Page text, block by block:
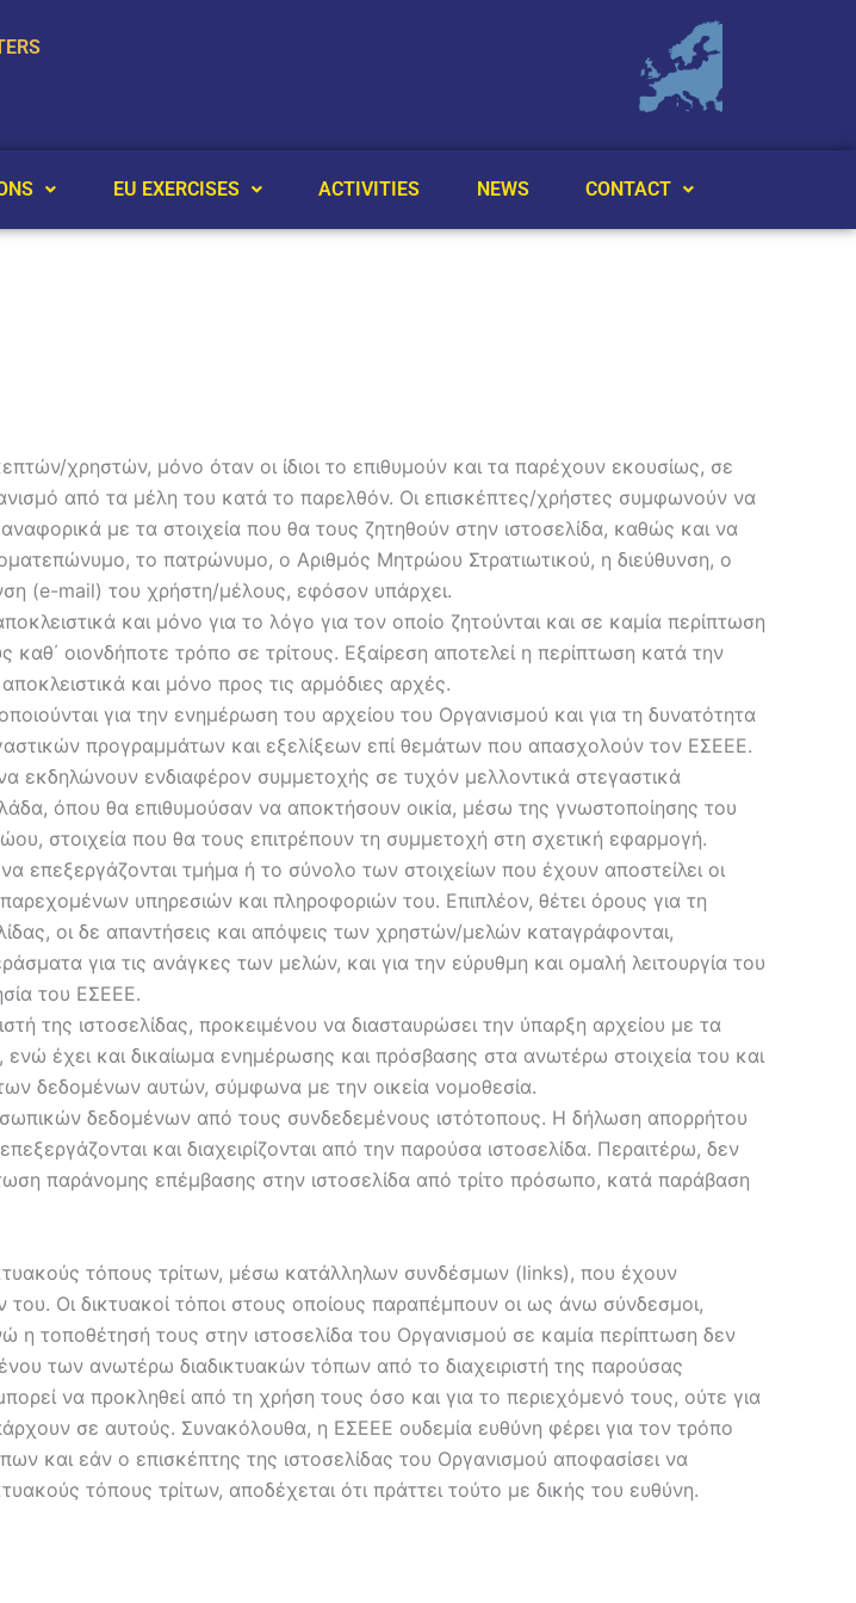
EU EXERCISES ACTIVITIES NEWS CONTACT
χρηστών, μόνο όταν οι ίδιοι το επιθυμούν και τα παρέχουν εκουσίως, σε
από τα μέλη του κατά το παρελθόν. Οι επισκέπτες/χρήστες συμφωνούν να
με τα στοιχεία που θα τους ζητηθούν στην ιστοσελίδα, καθώς και να
το πατρώνυμο, ο Αριθμός Μητρώου Στρατιωτικού, η διεύθυνση, ο
(e-mail) του χρήστη/μέλους, εφόσον υπάρχει.
και μόνο για το λόγο για τον οποίο ζητούνται και σε καμία περίπτωση
οιονδήποτε τρόπο σε τρίτους. Εξαίρεση αποτελεί η περίπτωση κατά την
και μόνο προς τις αρμόδιες αρχές.
για την ενημέρωση του αρχείου του Οργανισμού και για τη δυνατότητα
προγραμμάτων και εξελίξεων επί θεμάτων που απασχολούν τον ΕΣΕΕΕ.
εκδηλώνουν ενδιαφέρον συμμετοχής σε τυχόν μελλοντικά στεγαστικά
όπου θα επιθυμούσαν να αποκτήσουν οικία, μέσω της γνωστοποίησης του
στοιχεία που θα τους επιτρέπουν τη συμμετοχή στη σχετική εφαρμογή.
επεξεργάζονται τμήμα ή το σύνολο των στοιχείων που έχουν αποστείλει οι
υπηρεσιών και πληροφοριών του. Επιπλέον, θέτει όρους για τη
οι δε απαντήσεις και απόψεις των χρηστών/μελών καταγράφονται,
για τις ανάγκες των μελών, και για την εύρυθμη και ομαλή λειτουργία του
του ΕΣΕΕΕ.
της ιστοσελίδας, προκειμένου να διασταυρώσει την ύπαρξη αρχείου με τα
έχει και δικαίωμα ενημέρωσης και πρόσβασης στα ανωτέρω στοιχεία του και
δεδομένων αυτών, σύμφωνα με την οικεία νομοθεσία.
δεδομένων από τους συνδεδεμένους ιστότοπους. Η δήλωση απορρήτου
και διαχειρίζονται από την παρούσα ιστοσελίδα. Περαιτέρω, δεν
παράνομης επέμβασης στην ιστοσελίδα από τρίτο πρόσωπο, κατά παράβαση
τόπους τρίτων, μέσω κατάλληλων συνδέσμων (links), που έχουν
Οι δικτυακοί τόποι στους οποίους παραπέμπουν οι ως άνω σύνδεσμοι,
η τοποθέτησή τους στην ιστοσελίδα του Οργανισμού σε καμία περίπτωση δεν
των ανωτέρω διαδικτυακών τόπων από το διαχειριστή της παρούσας
να προκληθεί από τη χρήση τους όσο και για το περιεχόμενό τους, ούτε για
σε αυτούς. Συνακόλουθα, η ΕΣΕΕΕ ουδεμία ευθύνη φέρει για τον τρόπο
και εάν ο επισκέπτης της ιστοσελίδας του Οργανισμού αποφασίσει να
τόπους τρίτων, αποδέχεται ότι πράττει τούτο με δικής του ευθύνη.